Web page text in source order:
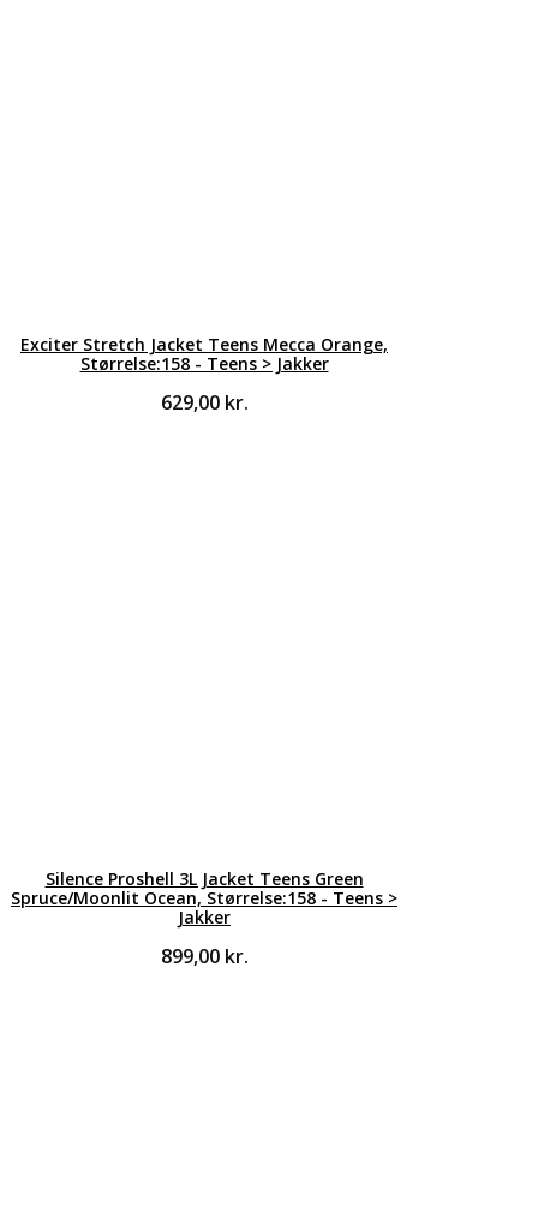
Exciter Stretch Jacket Teens Mecca Orange,
Størrelse:158 - Teens > Jakker
629,00 kr.
Silence Proshell 3L Jacket Teens Green
Spruce/Moonlit Ocean, Størrelse:158 - Teens >
Jakker
899,00 kr.